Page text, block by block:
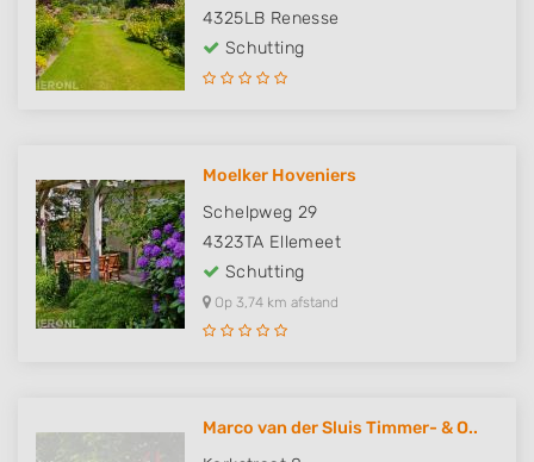
4325LB Renesse
Schutting
Moelker Hoveniers
Schelpweg 29
4323TA Ellemeet
Schutting
Op 3,74 km afstand
Marco van der Sluis Timmer- & O..